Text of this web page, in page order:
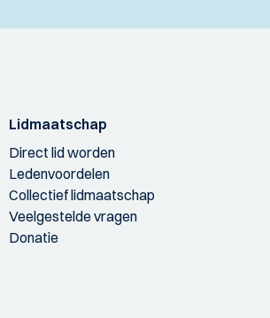
Lidmaatschap
Direct lid worden
Ledenvoordelen
Collectief lidmaatschap
Veelgestelde vragen
Donatie